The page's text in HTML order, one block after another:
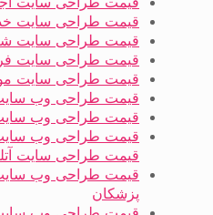
قیمت طراحی سایت
قیمت طراحی سایت
قیمت طراحی سایت
قیمت طراحی سایت
قیمت طراحی وب
قیمت طراحی وب
قیمت طراحی وب
قیمت طراحی سایت
قیمت طراحی وب
پزشکان